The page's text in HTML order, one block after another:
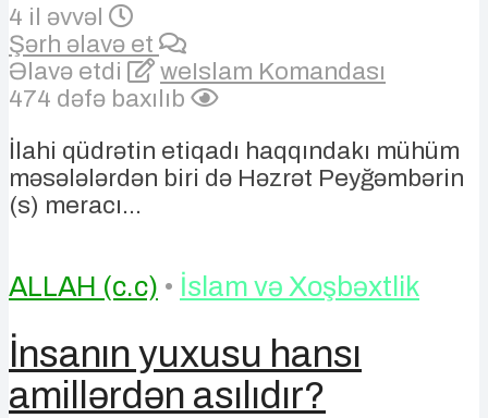
4 il əvvəl
Şərh əlavə et
Əlavə etdi
weIslam Komandası
474 dəfə baxılıb
İlahi qüdrətin etiqadı haqqındakı mühüm
məsələlərdən biri də Həzrət Peyğəmbərin
(s) meracı...
ALLAH (c.c) • İslam və Xoşbəxtlik
İnsanın yuxusu hansı
amillərdən asılıdır?